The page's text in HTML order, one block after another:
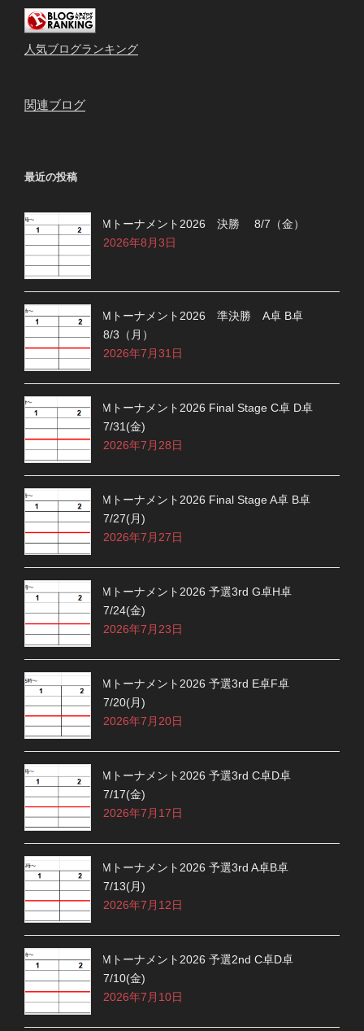
人気ブログランキング
関連ブログ
最近の投稿
Mトーナメント2026 決勝 8/7（金）
2026年8月3日
Mトーナメント2026 準決勝 A卓 B卓
8/3（月）
2026年7月31日
Mトーナメント2026 Final Stage C卓 D卓
7/31(金)
2026年7月28日
Mトーナメント2026 Final Stage A卓 B卓
7/27(月)
2026年7月27日
Mトーナメント2026 予選3rd G卓H卓
7/24(金)
2026年7月23日
Mトーナメント2026 予選3rd E卓F卓
7/20(月)
2026年7月20日
Mトーナメント2026 予選3rd C卓D卓
7/17(金)
2026年7月17日
Mトーナメント2026 予選3rd A卓B卓
7/13(月)
2026年7月12日
Mトーナメント2026 予選2nd C卓D卓
7/10(金)
2026年7月10日